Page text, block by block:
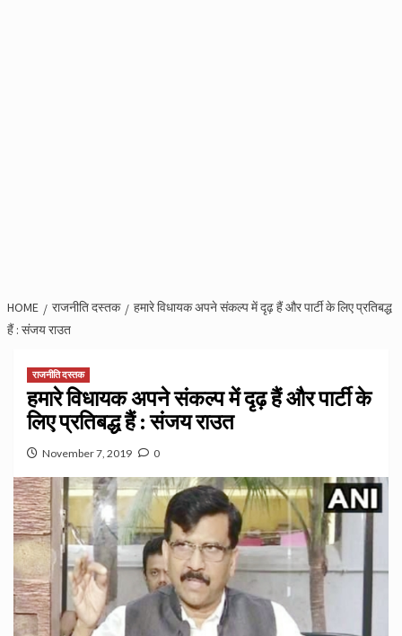
HOME राजनीति दस्तक
हमारे विधायक अपने संकल्प में दृढ़ हैं और पार्टी के लिए प्रतिबद्ध
हैं : संजय राउत
राजनीति दस्तक
हमारे विधायक अपने संकल्प में दृढ़ हैं और पार्टी के
लिए प्रतिबद्ध हैं : संजय राउत
November 7, 2019 0